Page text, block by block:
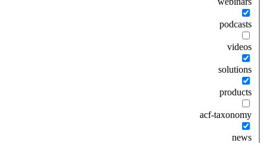
podcasts
videos
solutions
products
acf-taxonomy
news